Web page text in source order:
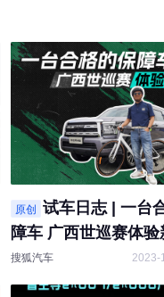
原创
试车日志 | 一台
障车 广西世巡赛体
H5
搜狐汽车 2023-